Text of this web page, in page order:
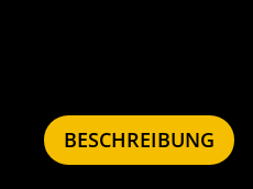
BESCHREIBUNG